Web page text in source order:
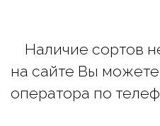
Наличие сортов
на сайте Вы можете
оператора по